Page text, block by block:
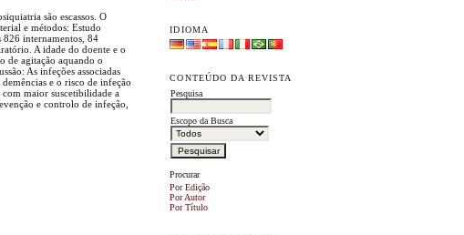
IDIOMA
CONTEÚDO DA REVISTA
Pesquisa
Escopo da Busca
Procurar
Por Edição
Por Autor
Por Título
são escassos. O
e métodos: Estudo
826 internamentos, 84
A idade do doente e o
de agitação aquando o
As infeções associadas
e o risco de infeção
com maior suscetibilidade a
e controlo de infeção,